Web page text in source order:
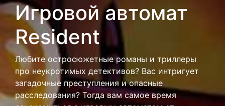
Игровой автомат
Resident
Любите остросюжетные романы и триллеры
про неукротимых детективов? Вас интригует
загадочные преступления и опасные
расследования? Тогда вам самое время